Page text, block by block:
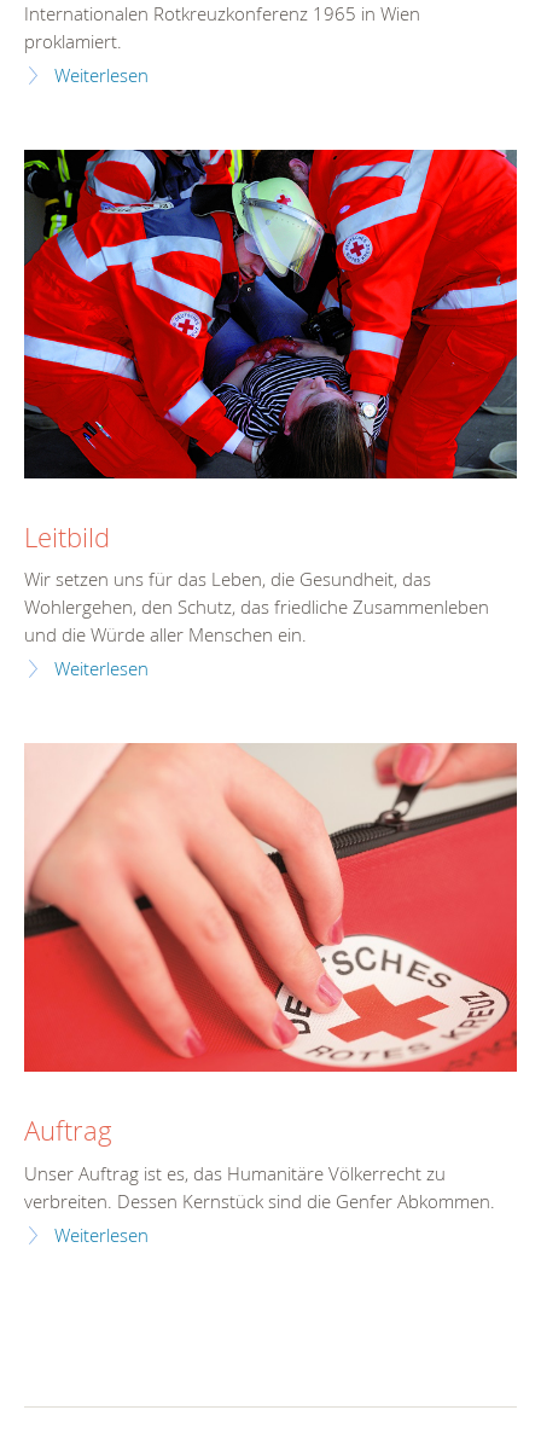
Internationalen Rotkreuzkonferenz 1965 in Wien
proklamiert.
Weiterlesen
Leitbild
Wir setzen uns für das Leben, die Gesundheit, das
Wohlergehen, den Schutz, das friedliche Zusammenleben
und die Würde aller Menschen ein.
Weiterlesen
Auftrag
Unser Auftrag ist es, das Humanitäre Völkerrecht zu
verbreiten. Dessen Kernstück sind die Genfer Abkommen.
Weiterlesen